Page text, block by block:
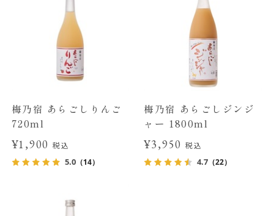
梅乃宿 あらごしりんご
720ml
¥1,900税込
5.0（14）
梅乃宿 あらごしジンジ
ャー 1800ml
¥3,950 税込
4.7 （22）